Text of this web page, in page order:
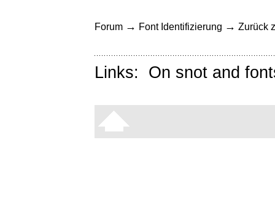
Forum → Font Identifizierung → Zurück
Links: On snot and